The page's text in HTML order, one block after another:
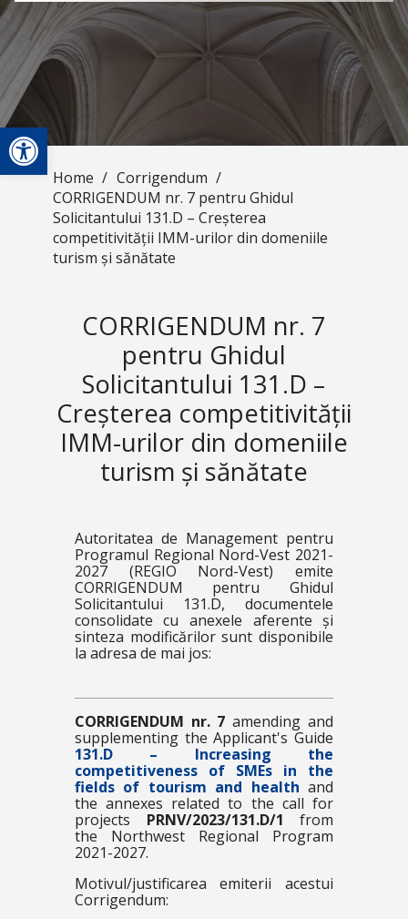
Open toolbar
Home / Corrigendum /
CORRIGENDUM nr. 7 pentru Ghidul
Solicitantului 131.D – Creșterea
competitivității IMM-urilor din domeniile
turism și sănătate
CORRIGENDUM nr. 7
pentru Ghidul
Solicitantului 131.D –
Creșterea competitivității
IMM-urilor din domeniile
turism și sănătate
Autoritatea de Management pentru
Programul Regional Nord-Vest 2021-
2027 (REGIO Nord-Vest) emite
CORRIGENDUM pentru Ghidul
Solicitantului 131.D, documentele
consolidate cu anexele aferente și
sinteza modificărilor sunt disponibile
la adresa de mai jos:
CORRIGENDUM nr. 7 amending and
supplementing the Applicant's Guide
131.D – Increasing the
competitiveness of SMEs in the
fields of tourism and health and
the annexes related to the call for
projects PRNV/2023/131.D/1 from
the Northwest Regional Program
2021-2027.
Motivul/justificarea emiterii acestui
Corrigendum: